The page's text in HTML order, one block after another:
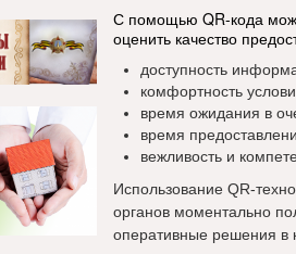
С помощью QR-кода
оценить качество
доступность
комфортность
время ожидания в
время
вежливость и
Использование QR-
органов моментально
оперативные решения в